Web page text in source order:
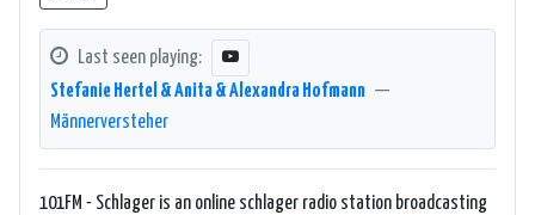
Last seen playing:
Stefanie Hertel & Anita & Alexandra Hofmann —
Männerversteher
101FM - Schlager is an online schlager radio station broadcasting